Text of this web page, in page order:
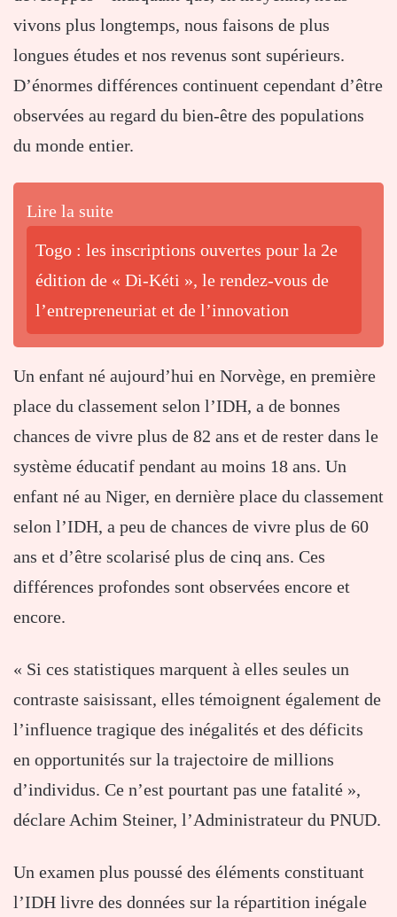
vivons plus longtemps, nous faisons de plus
longues études et nos revenus sont supérieurs.
D’énormes différences continuent cependant d’être
observées au regard du bien-être des populations
du monde entier.
Lire la suite
Togo : les inscriptions ouvertes pour la 2e
édition de « Di-Kéti », le rendez-vous de
l’entrepreneuriat et de l’innovation
Un enfant né aujourd’hui en Norvège, en première
place du classement selon l’IDH, a de bonnes
chances de vivre plus de 82 ans et de rester dans le
système éducatif pendant au moins 18 ans. Un
enfant né au Niger, en dernière place du classement
selon l’IDH, a peu de chances de vivre plus de 60
ans et d’être scolarisé plus de cinq ans. Ces
différences profondes sont observées encore et
encore.
« Si ces statistiques marquent à elles seules un
contraste saisissant, elles témoignent également de
l’influence tragique des inégalités et des déficits
en opportunités sur la trajectoire de millions
d’individus. Ce n’est pourtant pas une fatalité »,
déclare Achim Steiner, l’Administrateur du PNUD.
Un examen plus poussé des éléments constituant
l’IDH livre des données sur la répartition inégale